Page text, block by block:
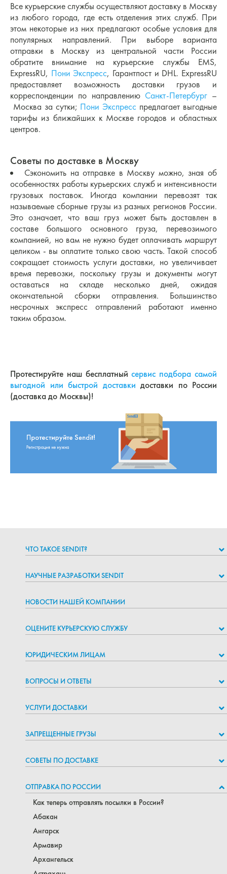
ЧТО ТАКОЕ SENDIT?
НАУЧНЫЕ РАЗРАБОТКИ SENDIT
НОВОСТИ НАШЕЙ КОМПАНИИ
ОЦЕНИТЕ КУРЬЕРСКУЮ СЛУЖБУ
ЮРИДИЧЕСКИМ ЛИЦАМ
ВОПРОСЫ И ОТВЕТЫ
УСЛУГИ ДОСТАВКИ
ЗАПРЕЩЕННЫЕ ГРУЗЫ
СОВЕТЫ ПО ДОСТАВКЕ
ОТПРАВКА ПО РОССИИ
Как теперь отправлять посылки в России?
Абакан
Ангарск
Армавир
Архангельск
Все курьерские службы осуществляют доставку в Москву
из любого города, где есть отделения этих служб. При
этом некоторые из них предлагают особые условия для
популярных направлений. При выборе варианта
отправки в Москву из центральной части России
обратите внимание на курьерские службы EMS,
ExpressRU, Пони Экспресс, Гарантпост и DHL. ExpressRU
предоставляет возможность доставки грузов и
корреспонденции по направлению Санкт-Петербург–
Москва за сутки; Пони Экспресс предлагает выгодные
тарифы из ближайших к Москве городов и областных
центров.
Советы по доставке в Москву
Сэкономить на отправке в Москву можно, зная об
особенностях работы курьерских служб и интенсивности
грузовых поставок. Иногда компании перевозят так
называемые сборные грузы из разных регионов России.
Это означает, что ваш груз может быть доставлен в
составе большого основного груза, перевозимого
компанией, но вам не нужно будет оплачивать маршрут
целиком - вы оплатите только свою часть. Такой способ
сокращает стоимость услуги доставки, но увеличивает
время перевозки, поскольку грузы и документы могут
оставаться на складе несколько дней, ожидая
окончательной сборки отправления. Большинство
несрочных экспресс отправлений работают именно
таким образом.
Протестируйте наш бесплатныйсервис подбора самой
выгодной или быстрой доставки доставки по России
(доставка до Москвы)!